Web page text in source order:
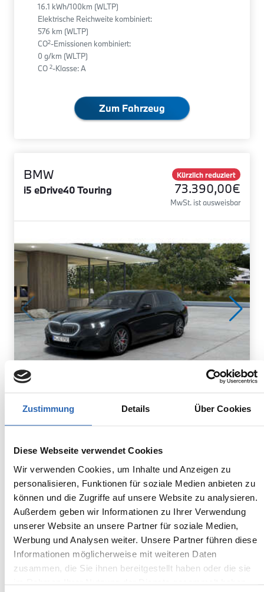
Zustimmung Details Über Cookies
Diese Webseite verwendet Cookies
Wir verwenden Cookies, um Inhalte und Anzeigen zu
personalisieren, Funktionen für soziale Medien anbieten zu
können und die Zugriffe auf unsere Website zu analysieren.
Außerdem geben wir Informationen zu Ihrer Verwendung
unserer Website an unsere Partner für soziale Medien,
Werbung und Analysen weiter. Unsere Partner führen diese
Informationen möglicherweise mit weiteren Daten
zusammen, die Sie ihnen bereitgestellt haben oder die sie
16.1 kWh/100km (WLTP)
Elektrische Reichweite kombiniert:
576 km (WLTP)
CO2-Emissionen kombiniert:
0 g/km (WLTP)
CO 2-Klasse: A
Zum Fahrzeug
BMW
i5 eDrive40 Touring
Kürzlich reduziert
73.390,00€
MwSt. ist ausweisbar
Elektro
Kraftstoff
0km 250kw
Euro 6
1 Gänge
2255kg
-/-
Stromverbrauch:
16.1 kWh/100km (WLTP)
Elektrische Reichweite kombiniert:
576 km (WLTP)
CO2 -Emissionen kombiniert:
0 g/km (WLTP)
-Klasse: A